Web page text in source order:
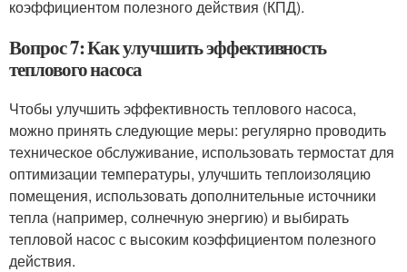
коэффициентом полезного действия (КПД).
Вопрос 7: Как улучшить эффективность
теплового насоса
Чтобы улучшить эффективность теплового насоса,
можно принять следующие меры: регулярно проводить
техническое обслуживание, использовать термостат для
оптимизации температуры, улучшить теплоизоляцию
помещения, использовать дополнительные источники
тепла (например, солнечную энергию) и выбирать
тепловой насос с высоким коэффициентом полезного
действия.